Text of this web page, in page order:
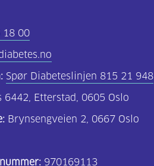
18 00
Spør Diabeteslinjen 815 21 948
6442, Etterstad, 0605 Oslo
Brynsengveien 2, 0667 Oslo
970169113